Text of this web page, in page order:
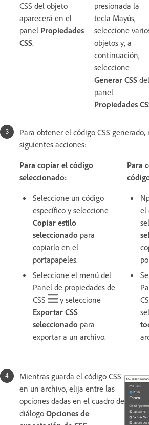
CSS del objeto
aparecerá en el
panel Propiedades
CSS.
presionada la
tecla Mayús,
seleccione
objetos y, a
continuación,
seleccione
Generar CSS del
panel
Propiedades
Para obtener el código CSS
siguientes acciones:
Para copiar el código
seleccionado:
Seleccione un código
específico y seleccione
Copiar estilo
seleccionado para
copiarlo en el
portapapeles.
Seleccione el menú del
Panel de propiedades de
CSS
y seleccione
Exportar CSS
seleccionado para
exportar a un archivo.
Para
el
Mientras guarda el código CSS
en un archivo, elija entre las
opciones dadas en el cuadro de
diálogo Opciones de